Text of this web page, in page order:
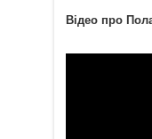
Відео про